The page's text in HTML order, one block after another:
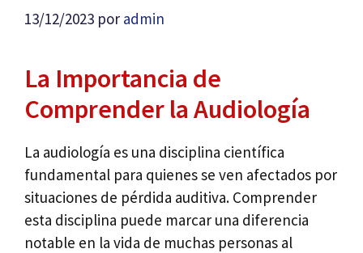
13/12/2023 por admin
La Importancia de
Comprender la Audiología
La audiología es una disciplina científica
fundamental para quienes se ven afectados por
situaciones de pérdida auditiva. Comprender
esta disciplina puede marcar una diferencia
notable en la vida de muchas personas al